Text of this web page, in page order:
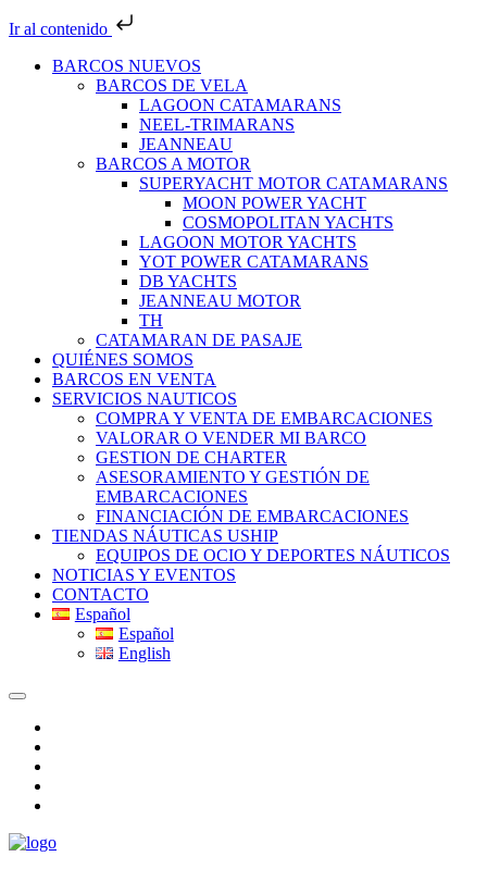
Ir al contenido
BARCOS NUEVOS
BARCOS DE VELA
LAGOON CATAMARANS
NEEL-TRIMARANS
JEANNEAU
BARCOS A MOTOR
SUPERYACHT MOTOR CATAMARANS
MOON POWER YACHT
COSMOPOLITAN YACHTS
LAGOON MOTOR YACHTS
YOT POWER CATAMARANS
DB YACHTS
JEANNEAU MOTOR
TH
CATAMARAN DE PASAJE
QUIÉNES SOMOS
BARCOS EN VENTA
SERVICIOS NAUTICOS
COMPRA Y VENTA DE EMBARCACIONES
VALORAR O VENDER MI BARCO
GESTION DE CHARTER
ASESORAMIENTO Y GESTIÓN DE
EMBARCACIONES
FINANCIACIÓN DE EMBARCACIONES
TIENDAS NÁUTICAS USHIP
EQUIPOS DE OCIO Y DEPORTES NÁUTICOS
NOTICIAS Y EVENTOS
CONTACTO
Español
Español
English